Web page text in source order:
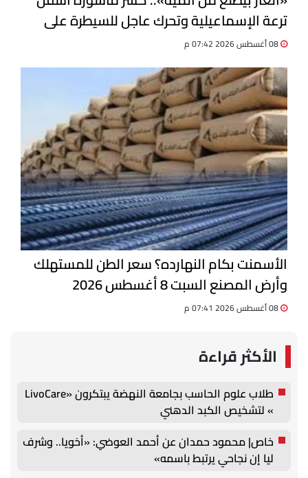
ترعة الإسماعيلية وتحرك عاجل للسيطرة على
التسرب
الأسمنت بكام النهارده؟ سعر الطن للمستهلك
وأرض المصنع السبت 8 أغسطس 2026
الأكثر قراءة
طلاب علوم الحاسب بجامعة النهضة يبتكرون «LivoCare
» لتشخيص الكبد الدهني
خاص| محمود حمدان عن أحمد العوضي: «أخويا.. وشرف
ليا إن نجاحي يرتبط باسمه»